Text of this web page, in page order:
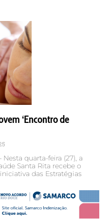
‘Encontro de
Nesta quarta-feira (27), a
Santa Rita recebe o
das Estratégias